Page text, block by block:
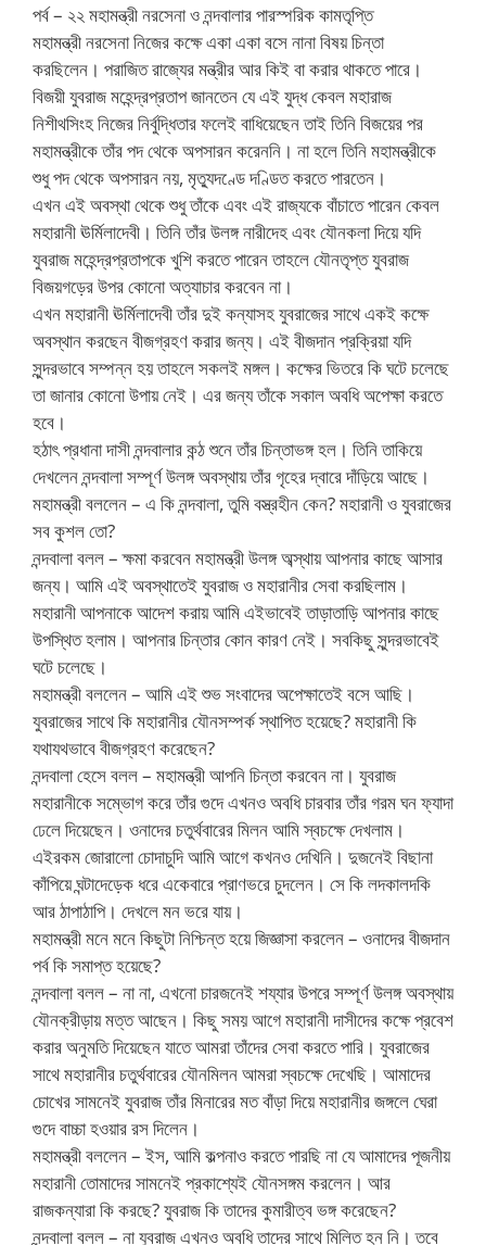
পর্ব – ২২ মহামন্ত্রী নরসেনা ও নন্দবালার পারস্পরিক কামতৃপ্তি
মহামন্ত্রী নরসেনা নিজের কক্ষে একা একা বসে নানা বিষয় চিন্তা
করছিলেন। পরাজিত রাজ্যের মন্ত্রীর আর কিই বা করার থাকতে পারে।
বিজয়ী যুবরাজ মহেন্দ্রপ্রতাপ জানতেন যে এই যুদ্ধ কেবল মহারাজ
নিশীথসিংহ নিজের নির্বুদ্ধিতার ফলেই বাধিয়েছেন তাই তিনি বিজয়ের পর
মহামন্ত্রীকে তাঁর পদ থেকে অপসারন করেননি। না হলে তিনি মহামন্ত্রীকে
শুধু পদ থেকে অপসারন নয়, মৃত্যুদণ্ডে দণ্ডিত করতে পারতেন।
এখন এই অবস্থা থেকে শুধু তাঁকে এবং এই রাজ্যকে বাঁচাতে পারেন কেবল
মহারানী ঊর্মিলাদেবী। তিনি তাঁর উলঙ্গ নারীদেহ এবং যৌনকলা দিয়ে যদি
যুবরাজ মহেন্দ্রপ্রতাপকে খুশি করতে পারেন তাহলে যৌনতৃপ্ত যুবরাজ
বিজয়গড়ের উপর কোনো অত্যাচার করবেন না।
এখন মহারানী ঊর্মিলাদেবী তাঁর দুই কন্যাসহ যুবরাজের সাথে একই কক্ষে
অবস্থান করছেন বীজগ্রহণ করার জন্য। এই বীজদান প্রক্রিয়া যদি
সুন্দরভাবে সম্পন্ন হয় তাহলে সকলই মঙ্গল। কক্ষের ভিতরে কি ঘটে চলেছে
তা জানার কোনো উপায় নেই। এর জন্য তাঁকে সকাল অবধি অপেক্ষা করতে
হবে।
হঠাৎ প্রধানা দাসী নন্দবালার কন্ঠ শুনে তাঁর চিন্তাভঙ্গ হল। তিনি তাকিয়ে
দেখলেন নন্দবালা সম্পূর্ণ উলঙ্গ অবস্থায় তাঁর গৃহের দ্বারে দাঁড়িয়ে আছে।
মহামন্ত্রী বললেন – এ কি নন্দবালা, তুমি বস্ত্রহীন কেন? মহারানী ও যুবরাজের
সব কুশল তো?
নন্দবালা বলল – ক্ষমা করবেন মহামন্ত্রী উলঙ্গ অব্স্থায় আপনার কাছে আসার
জন্য। আমি এই অবস্থাতেই যুবরাজ ও মহারানীর সেবা করছিলাম।
মহারানী আপনাকে আদেশ করায় আমি এইভাবেই তাড়াতাড়ি আপনার কাছে
উপস্থিত হলাম। আপনার চিন্তার কোন কারণ নেই। সবকিছু সুন্দরভাবেই
ঘটে চলেছে।
মহামন্ত্রী বললেন – আমি এই শুভ সংবাদের অপেক্ষাতেই বসে আছি।
যুবরাজের সাথে কি মহারানীর যৌনসম্পর্ক স্থাপিত হয়েছে? মহারানী কি
যথাযথভাবে বীজগ্রহণ করেছেন?
নন্দবালা হেসে বলল – মহামন্ত্রী আপনি চিন্তা করবেন না। যুবরাজ
মহারানীকে সম্ভোগ করে তাঁর গুদে এখনও অবধি চারবার তাঁর গরম ঘন ফ্যাদা
ঢেলে দিয়েছেন। ওনাদের চতুর্থবারের মিলন আমি স্বচক্ষে দেখলাম।
এইরকম জোরালো চোদাচুদি আমি আগে কখনও দেখিনি। দুজনেই বিছানা
কাঁপিয়ে ঘন্টাদেড়েক ধরে একেবারে প্রাণভরে চুদলেন। সে কি লদকালদকি
আর ঠাপাঠাপি। দেখলে মন ভরে যায়।
মহামন্ত্রী মনে মনে কিছুটা নিশ্চিন্ত হয়ে জিজ্ঞাসা করলেন – ওনাদের বীজদান
পর্ব কি সমাপ্ত হয়েছে?
নন্দবালা বলল – না না, এখনো চারজনেই শয্যার উপরে সম্পূর্ণ উলঙ্গ অবস্থায়
যৌনক্রীড়ায় মত্ত আছেন। কিছু সময় আগে মহারানী দাসীদের কক্ষে প্রবেশ
করার অনুমতি দিয়েছেন যাতে আমরা তাঁদের সেবা করতে পারি। যুবরাজের
সাথে মহারানীর চতুর্থবারের যৌনমিলন আমরা স্বচক্ষে দেখেছি। আমাদের
চোখের সামনেই যুবরাজ তাঁর মিনারের মত বাঁড়া দিয়ে মহারানীর জঙ্গলে ঘেরা
গুদে বাচ্চা হওয়ার রস দিলেন।
মহামন্ত্রী বললেন – ইস, আমি কল্পনাও করতে পারছি না যে আমাদের পূজনীয়
মহারানী তোমাদের সামনেই প্রকাশ্যেই যৌনসঙ্গম করলেন। আর
রাজকন্যারা কি করছে? যুবরাজ কি তাদের কুমারীত্ব ভঙ্গ করেছেন?
নন্দবালা বলল – না যুবরাজ এখনও অবধি তাদের সাথে মিলিত হন নি। তবে